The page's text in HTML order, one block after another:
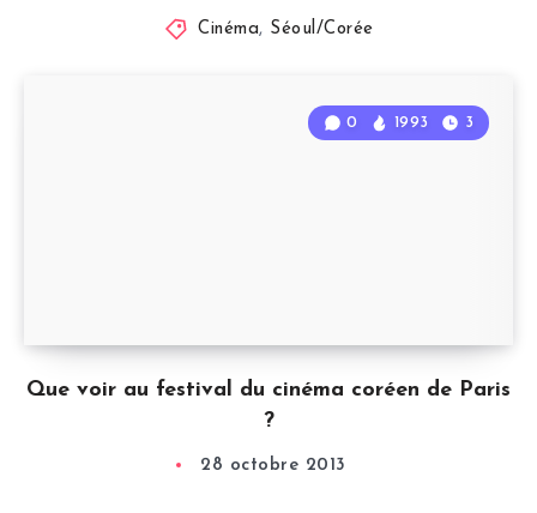
Cinéma, Séoul/Corée
Que voir au festival du cinéma coréen de Paris
?
0 1993 3
28 octobre 2013